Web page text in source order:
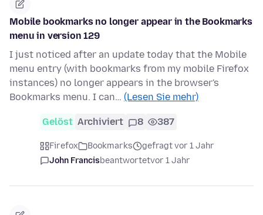
Mobile bookmarks no longer appear in the Bookmarks
menu in version 129
I just noticed after an update today that the Mobile
menu entry (with bookmarks from my mobile Firefox
instances) no longer appears in the browser's
Bookmarks menu. I can… (Lesen Sie mehr)
Gelöst Archiviert 8 387
Firefox Bookmarks
gefragt vor 1 Jahr
John Francisbeantwortetvor 1 Jahr